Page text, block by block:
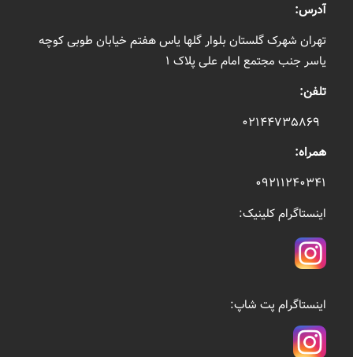
آدرس:
تهران شهرک گلستان بلوار گلها یاس هفتم خیابان طوبی کوچه
یاسر جنب مجتمع امام علی پلاک ۱
تلفن:
همراه:
۰۹۲۱۱۲۴۰۳۴۱
اینستاگرام کلینیک:
اینستاگرام پت شاپ: